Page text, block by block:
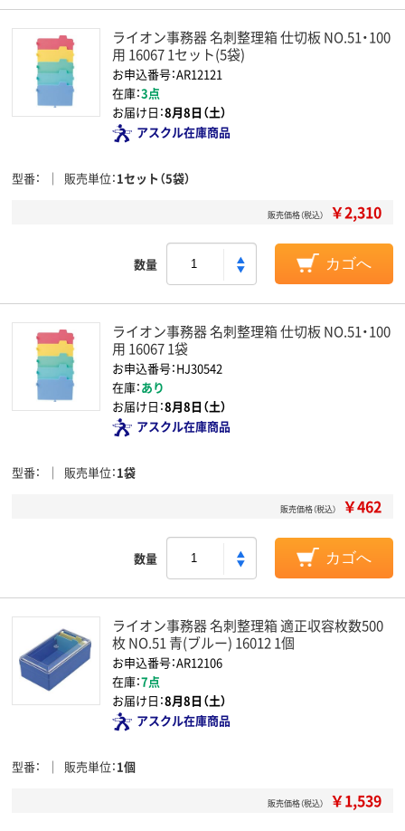
ライオン事務器 名刺整理箱 仕切板 NO.51・100
用 16067 1セット(5袋)
お申込番号：AR12121
在庫：3点
お届け日：8月8日（土）
アスクル在庫商品
型番 販売単位 1セット（5袋）
販売価格（税込） ￥2,310
数量 カゴへ
ライオン事務器 名刺整理箱 仕切板 NO.51・100
用 16067 1袋
お申込番号：HJ30542
在庫：あり
お届け日：8月8日（土）
アスクル在庫商品
型番 販売単位 1袋
販売価格（税込） ￥462
数量 カゴへ
ライオン事務器 名刺整理箱 適正収容枚数500
枚 NO.51 青(ブルー) 16012 1個
お申込番号：AR12106
在庫：7点
お届け日：8月8日（土）
アスクル在庫商品
型番 販売単位 1個
販売価格（税込） ￥1,539